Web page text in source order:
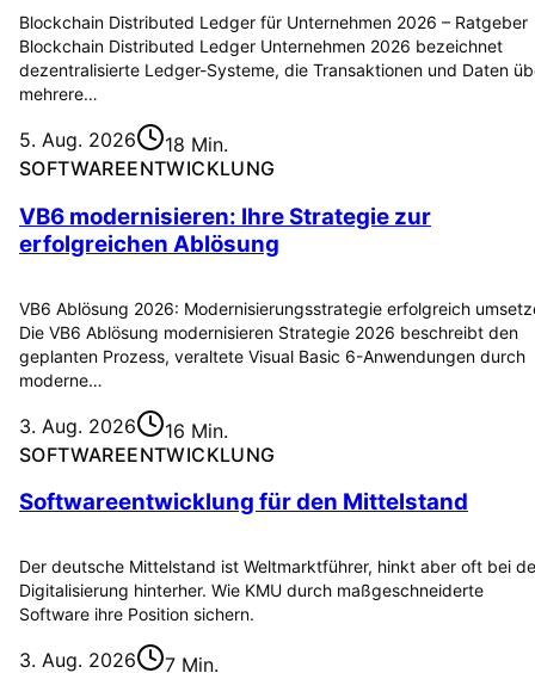
Blockchain Distributed Ledger für Unternehmen 2026 – Ratgeber
Blockchain Distributed Ledger Unternehmen 2026 bezeichnet
dezentralisierte Ledger-Systeme, die Transaktionen und Daten
mehrere…
5. Aug. 2026
18 Min.
SOFTWAREENTWICKLUNG
VB6 modernisieren: Ihre Strategie zur
erfolgreichen Ablösung
VB6 Ablösung 2026: Modernisierungsstrategie erfolgreich
Die VB6 Ablösung modernisieren Strategie 2026 beschreibt den
geplanten Prozess, veraltete Visual Basic 6-Anwendungen durch
moderne…
3. Aug. 2026
16 Min.
SOFTWAREENTWICKLUNG
Softwareentwicklung für den Mittelstand
Der deutsche Mittelstand ist Weltmarktführer, hinkt aber oft bei
Digitalisierung hinterher. Wie KMU durch maßgeschneiderte
Software ihre Position sichern.
3. Aug. 2026 7 Min.